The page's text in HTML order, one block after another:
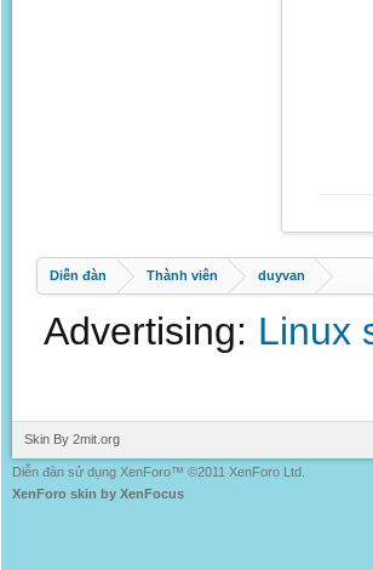
Diễn đàn Thành viên duyvan
Advertising: Linux
Skin By 2mit.org
Diễn đàn sử dụng XenForo™ ©2011 XenForo Ltd.
XenForo skin by XenFocus